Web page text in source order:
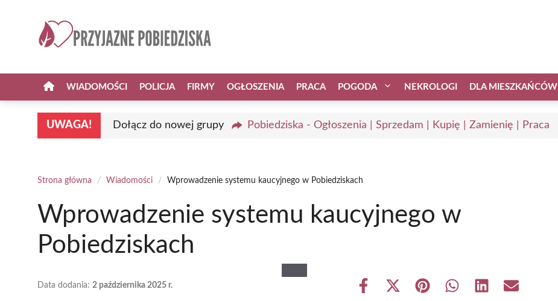
WIADOMOŚCI POLICJA FIRMY OGŁOSZENIA PRACA POGODA NEKROLOGI DLA MIESZKAŃCÓW
UWAGA! Dołącz do nowej grupy Pobiedziska - Ogłoszenia | Sprzedam | Kupię | Zamienię | Praca
Strona główna / Wiadomości / Wprowadzenie systemu kaucyjnego w Pobiedziskach
Wprowadzenie systemu kaucyjnego w
Pobiedziskach
Data dodania: 2 października 2025 r.
Share
Share Share Share Share Share